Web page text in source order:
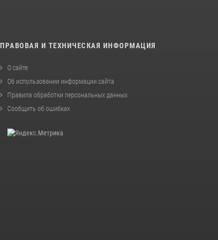
ПРАВОВАЯ И ТЕХНИЧЕСКАЯ ИНФОРМАЦИЯ
О сайте
Об использовании информации сайта
Правила обработки персональных данных
Сообщить об ошибках